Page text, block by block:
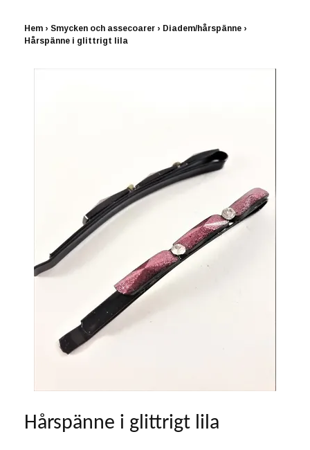
Hem › Smycken och assecoarer › Diadem/hårspänne ›
Hårspänne i glittrigt lila
Hårspänne i glittrigt lila